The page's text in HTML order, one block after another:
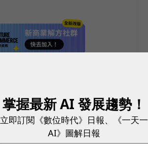
掌握最新 AI 發展趨勢！
立即訂閱《數位時代》日報、《一天一
AI》圖解日報